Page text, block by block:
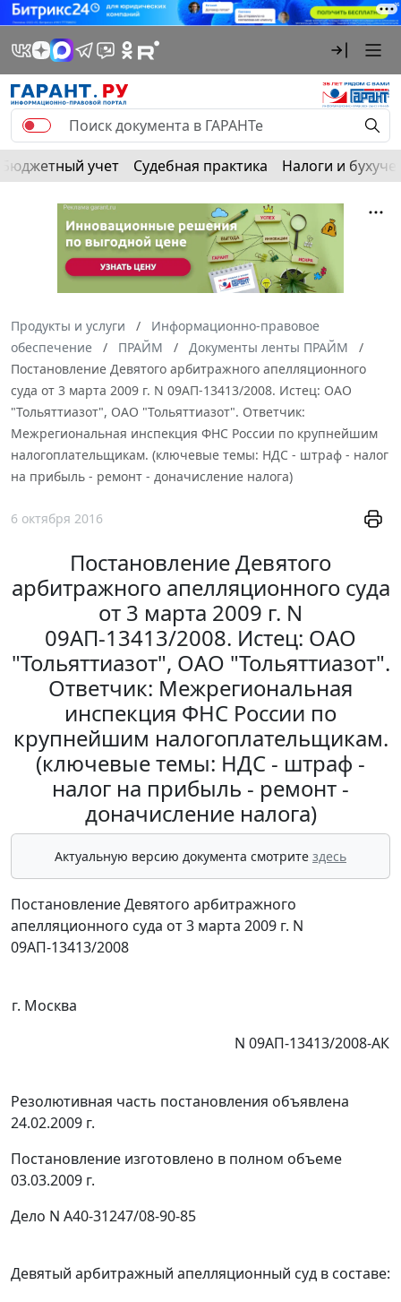
Бюджетный учет Судебная практика Налоги и
Продукты и услуги
Информационно-правовое
обеспечение
ПРАЙМ
Документы ленты ПРАЙМ
Постановление Девятого арбитражного апелляционного
суда от 3 марта 2009 г. N 09АП-13413/2008. Истец: ОАО
"Тольяттиазот", ОАО "Тольяттиазот". Ответчик:
Межрегиональная инспекция ФНС России по крупнейшим
налогоплательщикам. (ключевые темы: НДС - штраф - налог
на прибыль - ремонт - доначисление налога)
6 октября 2016
Постановление Девятого
арбитражного апелляционного суда
от 3 марта 2009 г. N
09АП-13413/2008. Истец: ОАО
"Тольяттиазот", ОАО "Тольяттиазот".
Ответчик: Межрегиональная
инспекция ФНС России по
крупнейшим налогоплательщикам.
(ключевые темы: НДС - штраф -
налог на прибыль - ремонт -
доначисление налога)
Актуальную версию документа смотрите здесь
Постановление Девятого арбитражного
апелляционного суда от 3 марта 2009 г. N
09АП-13413/2008
г. Москва
N 09АП-13413/2008-АК
Резолютивная часть постановления объявлена
24.02.2009 г.
Постановление изготовлено в полном объеме
03.03.2009 г.
Дело N А40-31247/08-90-85
Девятый арбитражный апелляционный суд в составе: